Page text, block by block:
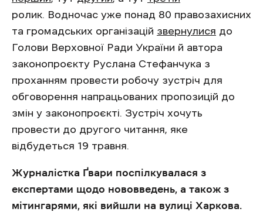
ролик. Водночас уже понад 80 правозахисних
та громадських організацій звернулися до
Голови Верховної Ради України й автора
законопроєкту Руслана Стефанчука з
проханням провести робочу зустріч для
обговорення напрацьованих пропозицій до
змін у законопроєкті. Зустріч хочуть
провести до другого читання, яке
відбудеться 19 травня.
Журналістка Ґвари поспілкувалася з
експертами щодо нововведень, а також з
мітингарями, які вийшли на вулиці Харкова.